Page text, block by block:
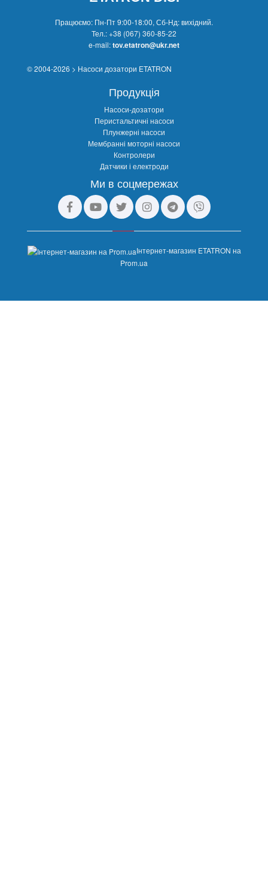
Працюємо: Пн-Пт 9:00-18:00, Сб-Нд: вихідний.
Тел.:+38 (067) 360-85-22
e-mail:tov.etatron@ukr.net
© 2004-2026 > Насоси дозатори ETATRON
Продукція
Насоси-дозатори
Перистальтичні насоси
Плунжерні насоси
Мембранні моторні насоси
Контролери
Датчики і електроди
Ми в соцмережах
Інтернет-магазин ETATRON на
Prom.ua